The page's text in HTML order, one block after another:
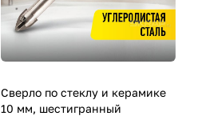
Сверло по стеклу и керамике
10 мм, шестигранный